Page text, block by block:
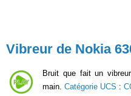
Vibreur de Nokia
Bruit que fait un
main. Catégorie UCS :